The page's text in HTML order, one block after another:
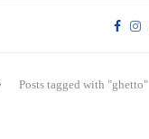
Posts tagged with "ghetto"